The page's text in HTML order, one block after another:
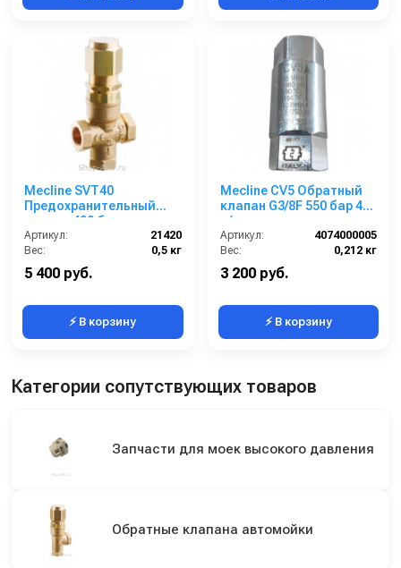
Mecline SVT40
Предохранительный
клапан 400 бар
Артикул:
21420
Вес:
0,5 кг
5 400 руб.
⚡ В корзину
Mecline CV5 Обратный
клапан G3/8F 550 бар 40
л/мин
Артикул:
4074000005
Вес:
0,212 кг
3 200 руб.
⚡ В корзину
Категории сопутствующих товаров
Запчасти для моек высокого давления
Обратные клапана автомойки